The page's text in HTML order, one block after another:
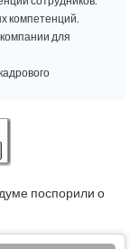
компетенций.
для
поспорили о